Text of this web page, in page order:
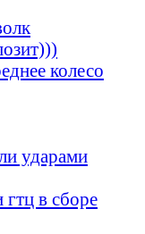
колесо
ударами
в сборе